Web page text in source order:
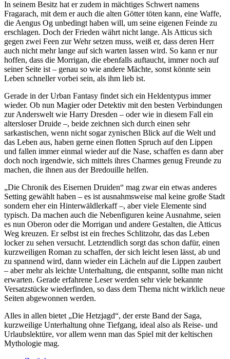
In seinem Besitz hat er zudem in mächtiges Schwert namens
Fragarach, mit dem er auch die alten Götter töten kann, eine Waffe,
die Aengus Og unbedingt haben will, um seine eigenen Feinde zu
erschlagen. Doch der Frieden währt nicht lange. Als Atticus sich
gegen zwei Feen zur Wehr setzen muss, weiß er, dass deren Herr
auch nicht mehr lange auf sich warten lassen wird. So kann er nur
hoffen, dass die Morrigan, die ebenfalls auftaucht, immer noch auf
seiner Seite ist – genau so wie andere Mächte, sonst könnte sein
Leben schneller vorbei sein, als ihm lieb ist.
Gerade in der Urban Fantasy findet sich ein Heldentypus immer
wieder. Ob nun Magier oder Detektiv mit den besten Verbindungen
zur Anderswelt wie Harry Dresden – oder wie in diesem Fall ein
altersloser Druide –, beide zeichnen sich durch einen sehr
sarkastischen, wenn nicht sogar zynischen Blick auf die Welt und
das Leben aus, haben gerne einen flotten Spruch auf den Lippen
und fallen immer einmal wieder auf die Nase, schaffen es dann aber
doch noch irgendwie, sich mittels ihres Charmes genug Freunde zu
machen, die ihnen aus der Bredouille helfen.
„Die Chronik des Eisernen Druiden“ mag zwar ein etwas anderes
Setting gewählt haben – es ist ausnahmsweise mal keine große Stadt
sondern eher ein Hinterwäldlerkaff –, aber viele Elemente sind
typisch. Da machen auch die Nebenfiguren keine Ausnahme, seien
es nun Oberon oder die Morrigan und andere Gestalten, die Atticus
Weg kreuzen. Er selbst ist ein freches Schlitzohr, das das Leben
locker zu sehen versucht. Letztendlich sorgt das schon dafür, einen
kurzweiligen Roman zu schaffen, der sich leicht lesen lässt, ab und
zu spannend wird, dann wieder ein Lächeln auf die Lippen zaubert
– aber mehr als leichte Unterhaltung, die entspannt, sollte man nicht
erwarten. Gerade erfahrene Leser werden sehr viele bekannte
Versatzstücke wiederfinden, so dass dem Thema nicht wirklich neue
Seiten abgewonnen werden.
Alles in allen bietet „Die Hetzjagd“, der erste Band der Saga,
kurzweilige Unterhaltung ohne Tiefgang, ideal also als Reise- und
Urlaubslektüre, vor allem wenn man das Spiel mit der keltischen
Mythologie mag.